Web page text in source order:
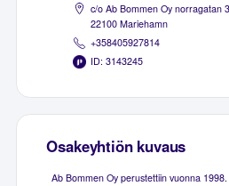
c/o Ab Bommen Oy norragatan
22100 Mariehamn
+358405927814
ID: 3143245
Osakeyhtiön kuvaus
Ab Bommen Oy perustettiin vuonna